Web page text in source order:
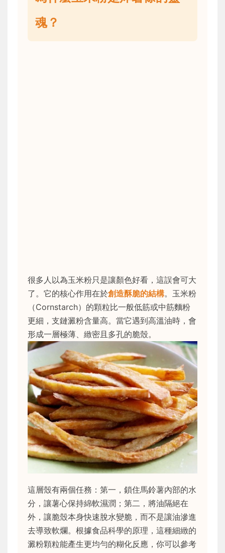
魂？
很多人以為玉米粉只是讓顏色好看，這誤會可大
了。它的核心作用在於創造酥脆的結構。玉米粉
（Cornstarch）的顆粒比一般低筋或中筋麵粉
更細，支鏈澱粉含量高。當它遇到高溫油時，會
形成一層極薄、緻密且多孔的脆殼。
這層殼有兩個任務：第一，鎖住馬鈴薯內部的水
分，讓薯心保持綿軟濕潤；第二，將油隔絕在
外，讓脆殼本身快速脫水變脆，而不是讓油滲進
去導致軟爛。根據食品科學的原理，這種細緻的
澱粉顆粒能產生更均勻的糊化反應，你可以參考